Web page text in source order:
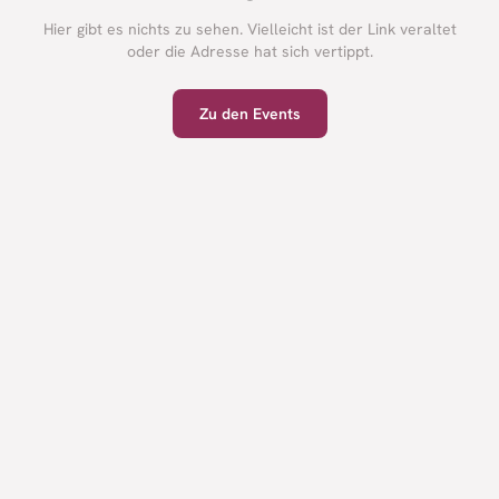
Hier gibt es nichts zu sehen. Vielleicht ist der Link veraltet
oder die Adresse hat sich vertippt.
Zu den Events